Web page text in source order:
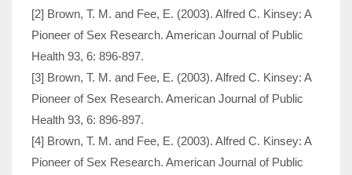
[2] Brown, T. M. and Fee, E. (2003). Alfred C. Kinsey: A
Pioneer of Sex Research. American Journal of Public
Health 93, 6: 896-897.
[3] Brown, T. M. and Fee, E. (2003). Alfred C. Kinsey: A
Pioneer of Sex Research. American Journal of Public
Health 93, 6: 896-897.
[4] Brown, T. M. and Fee, E. (2003). Alfred C. Kinsey: A
Pioneer of Sex Research. American Journal of Public